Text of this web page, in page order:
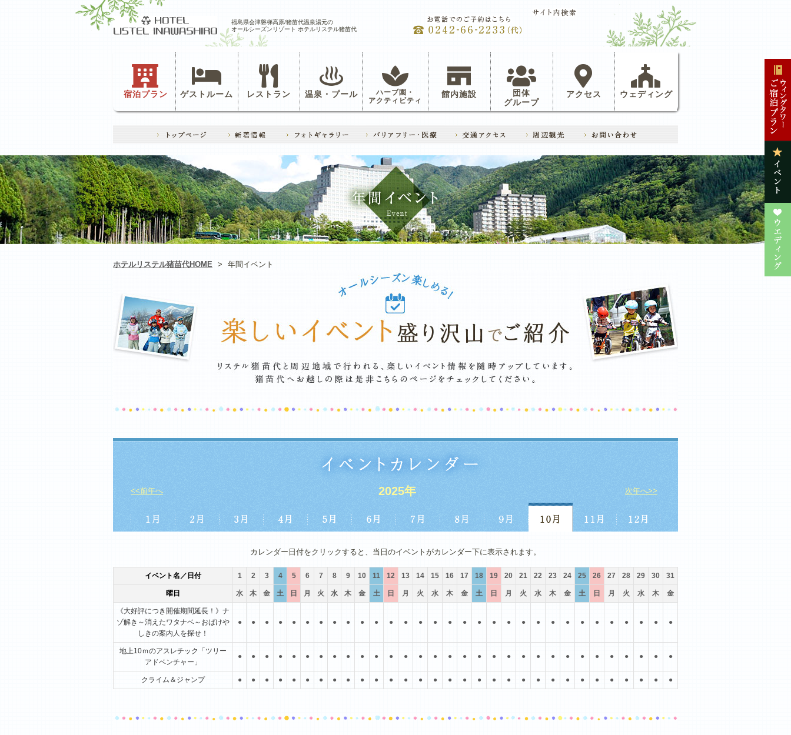
福島県会津磐梯高原/猪苗代温泉湯元の
オールシーズンリゾート ホテルリステル猪苗代
宿泊プラン ゲストルーム レストラン 温泉・プール ハーブ園・
アクティビティ
館内施設
団体
グループ
アクセス ウェディング
ホテルリステル猪苗代HOME > 年間イベント
<<前年へ 2025年 次年へ>>
カレンダー日付をクリックすると、当日のイベントがカレンダー下に表示されます。
イベント名／日付 1 2 3 4 5 6 7 8 9 10 11 12 13 14 15 16 17 18 19 20 21 22 23 24 25 26 27 28 29 30 31
曜日 水 木 金 土 日 月 火 水 木 金 土 日 月 火 水 木 金 土 日 月 火 水 木 金 土 日 月 火 水 木 金
《大好評につき開催期間延長！》ナ
ゾ解き～消えたワタナベ～おばけや
しきの案内人を探せ！
● ● ● ● ● ● ● ● ● ● ● ● ● ● ● ● ● ● ● ● ● ● ● ● ● ● ● ● ● ● ●
地上10ｍのアスレチック「ツリー
アドベンチャー」
● ● ● ● ● ● ● ● ● ● ● ● ● ● ● ● ● ● ● ● ● ● ● ● ● ● ● ● ● ● ●
クライム＆ジャンプ ● ● ● ● ● ● ● ● ● ● ● ● ● ● ● ● ● ● ● ● ● ● ● ● ● ● ● ● ● ● ●